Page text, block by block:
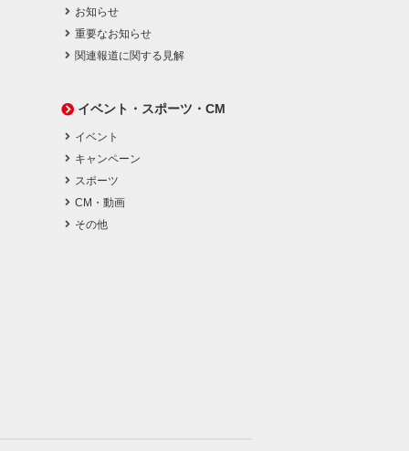
お知らせ
重要なお知らせ
関連報道に関する見解
イベント・スポーツ・CM
イベント
キャンペーン
スポーツ
CM・動画
その他